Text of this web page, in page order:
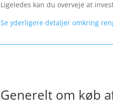
Ligeledes kan du overveje at
Se yderligere detaljer omkring
Generelt om køb